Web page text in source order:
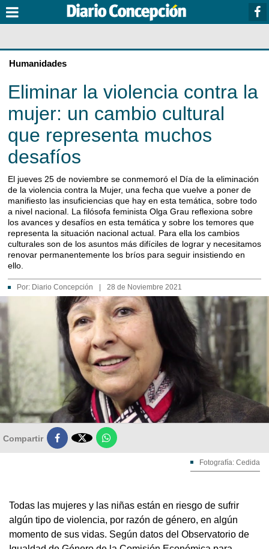
Humanidades
Eliminar la violencia contra la
mujer: un cambio cultural
que representa muchos
desafíos
El jueves 25 de noviembre se conmemoró el Día de la eliminación
de la violencia contra la Mujer, una fecha que vuelve a poner de
manifiesto las insuficiencias que hay en esta temática, sobre todo
a nivel nacional. La filósofa feminista Olga Grau reflexiona sobre
los avances y desafíos en esta temática y sobre los temores que
representa la situación nacional actual. Para ella los cambios
culturales son de los asuntos más difíciles de lograr y necesitamos
renovar permanentemente los bríos para seguir insistiendo en
ello.
Por: Diario Concepción 28 de Noviembre 2021
Compartir 
Fotografía: Cedida
Todas las mujeres y las niñas están en riesgo de sufrir
algún tipo de violencia, por razón de género, en algún
momento de sus vidas. Según datos del Observatorio de